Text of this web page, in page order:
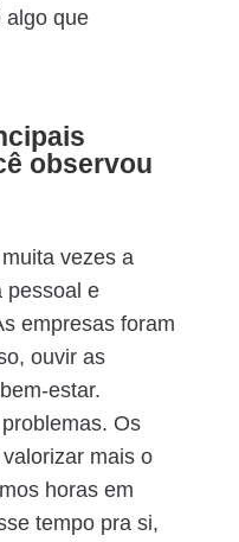
algo que
observou
vezes a
pessoal e
empresas foram
ouvir as
estar.
Os
mais o
horas em
tempo pra si,